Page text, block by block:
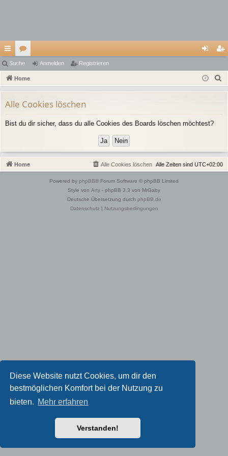
Diese Website nutzt Cookies, um dir den
bestmöglichen Komfort bei der Nutzung zu
bieten. Mehr erfahren
Verstanden!
ch
ne
ug
riff
or
en m
n
ist
Suche Anmelden Registrieren
Home
Alle Cookies löschen
Bist du dir sicher, dass du alle Cookies des Boards löschen möchtest?
Home Alle Zeiten sind UTC+02:00
Alle Cookies löschen
Powered by phpBB® Forum Software © phpBB Limited
Style von Arty - phpBB 3.3 von MrGaby
Deutsche Übersetzung durch phpBB.de
Datenschutz| Nutzungsbedingungen